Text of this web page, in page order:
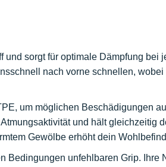
sorgt für optimale Dämpfung bei
nach vorne schnellen, wobei
um möglichen Beschädigungen
und hält gleichzeitig
Gewölbe erhöht dein
Bedingungen unfehlbaren Grip. Ihre